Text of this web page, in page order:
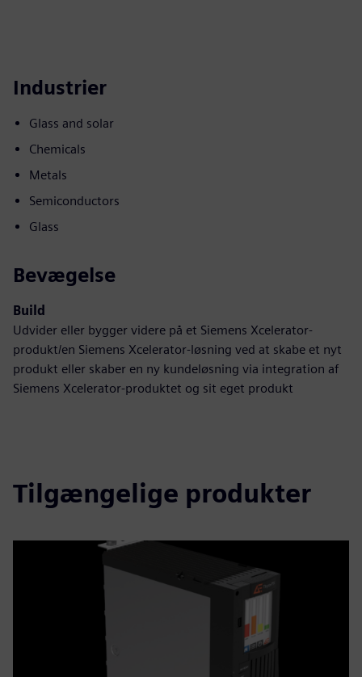
Industrier
Glass and solar
Chemicals
Metals
Semiconductors
Glass
Bevægelse
Build
Udvider eller bygger videre på et Siemens Xcelerator-
produkt/en Siemens Xcelerator-løsning ved at skabe et nyt
produkt eller skaber en ny kundeløsning via integration af
Siemens Xcelerator-produktet og sit eget produkt
Tilgængelige produkter